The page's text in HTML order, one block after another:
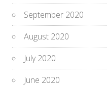
September 2020
August 2020
July 2020
June 2020